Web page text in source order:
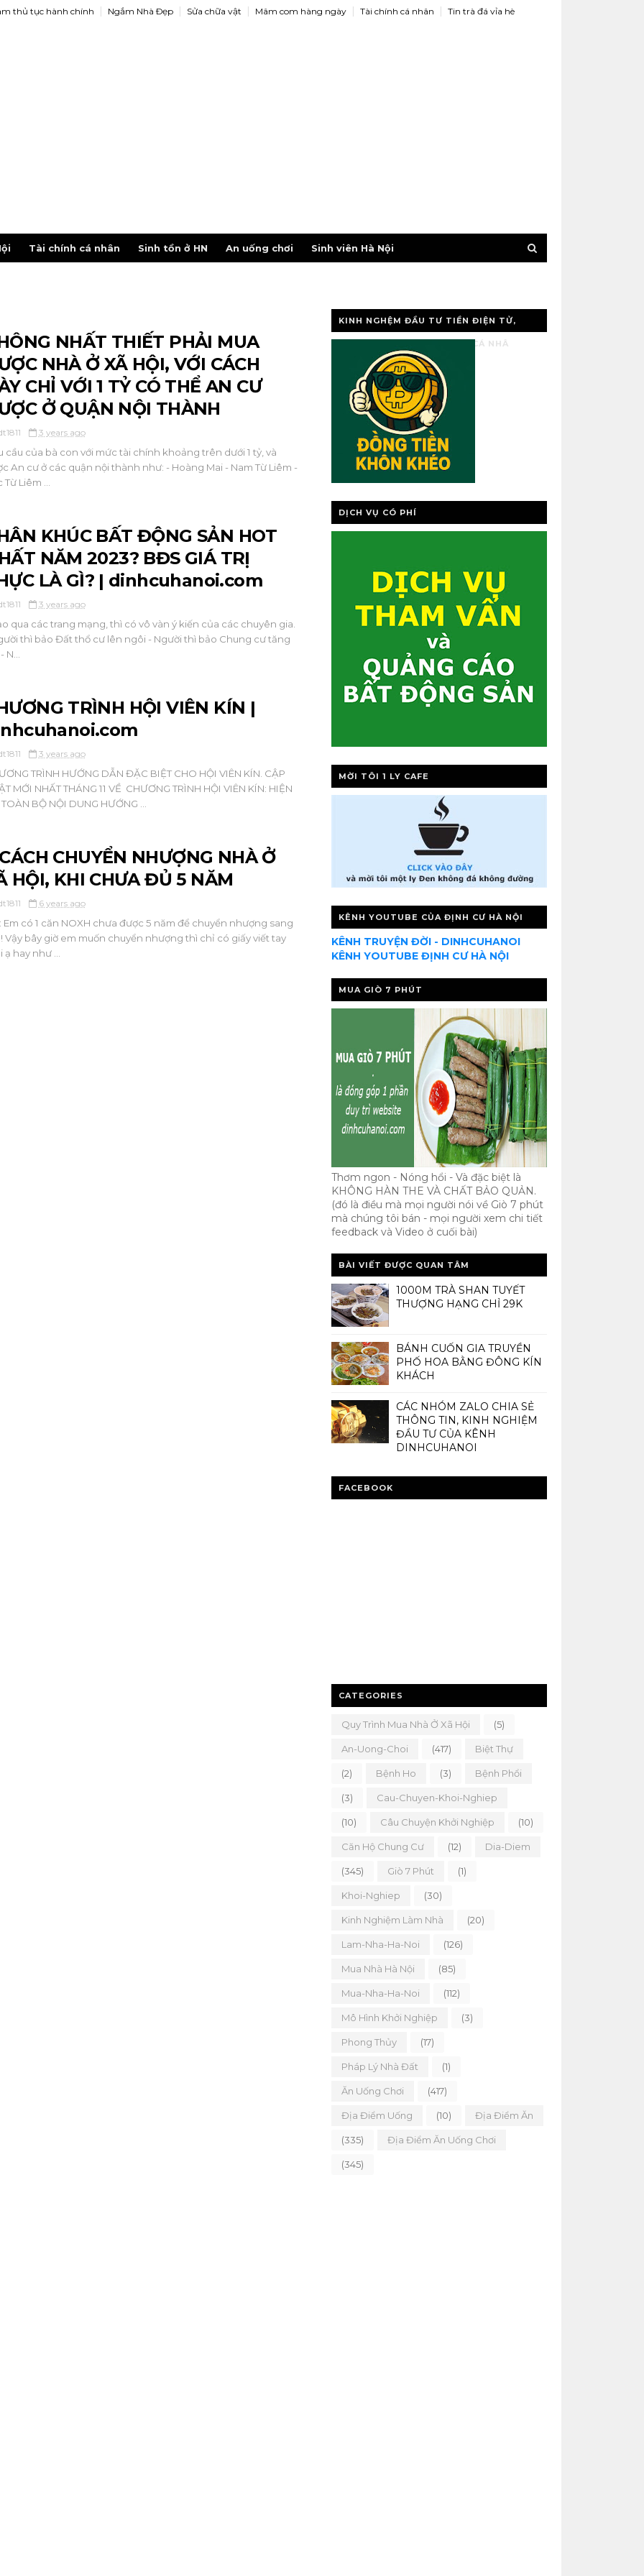
thủ tục hành chính Ngắm Nhà Ðẹp Sửa chữa vật Mâm com hàng ngày Tài chính cá nhân Tin trà đá vỉa hè
Tài chính cá nhân Sinh tồn ở HN An uống chơi Sinh viên Hà Nội
NHẤT THIẾT PHẢI MUA
NHÀ Ở XÃ HỘI, VỚI CÁCH
CHỈ VỚI 1 TỶ CÓ THỂ AN CƯ
Ở QUẬN NỘI THÀNH
3 years ago
cầu của bà con với mức tài chính khoảng trên dưới 1 tỷ, và
An cư ở các quận nội thành như: - Hoàng Mai - Nam Từ Liêm -
Liêm ...
KHÚC BẤT ĐỘNG SẢN HOT
NĂM 2023? BĐS GIÁ TRỊ
LÀ GÌ? | dinhcuhanoi.com
3 years ago
qua các trang mạng, thì có vô vàn ý kiến của các chuyên gia.
thì bảo Đất thổ cư lên ngôi - Người thì bảo Chung cư tăng
TRÌNH HỘI VIÊN KÍN |
3 years ago
TRÌNH HƯỚNG DẪN ĐẶC BIỆT CHO HỘI VIÊN KÍN. CẬP
MỚI NHẤT THÁNG 11 VỀ CHƯƠNG TRÌNH HỘI VIÊN KÍN: HIỆN
BỘ NỘI DUNG HƯỚNG ...
CHUYỂN NHƯỢNG NHÀ Ở
HỘI, KHI CHƯA ĐỦ 5 NĂM
6 years ago
Em có 1 căn NOXH chưa được 5 năm để chuyển nhượng sang
Vậy bây giờ em muốn chuyển nhượng thì chỉ có giấy viết tay
hay như ...
KINH NGHỆM ĐẦU TƯ TIỀN ĐIỆN TỬ,
VÀNG, QUẢN LÝ TÀI CHÍNH CÁ NHÂ
DỊCH VỤ CÓ PHÍ
MỜI TÔI 1 LY CAFE
KÊNH YOUTUBE CỦA ĐỊNH CƯ HÀ NỘI
KÊNH TRUYỆN ĐỜI - DINHCUHANOI
KÊNH YOUTUBE ĐỊNH CƯ HÀ NỘI
MUA GIÒ 7 PHÚT
Thơm ngon - Nóng hổi - Và đặc biệt là
KHÔNG HÀN THE VÀ CHẤT BẢO QUẢN.
(đó là điều mà mọi người nói về Giò 7 phút
mà chúng tôi bán - mọi người xem chi tiết
feedback và Video ở cuối bài)
BÀI VIẾT ĐƯỢC QUAN TÂM
1000M TRÀ SHAN TUYẾT
THƯỢNG HẠNG CHỈ 29K
BÁNH CUỐN GIA TRUYỀN
PHỐ HOA BẰNG ĐÔNG KÍN
KHÁCH
CÁC NHÓM ZALO CHIA SẺ
THÔNG TIN, KINH NGHIỆM
ĐẦU TƯ CỦA KÊNH
DINHCUHANOI
FACEBOOK
CATEGORIES
Quy Trình Mua Nhà Ở Xã Hội (5)
An-Uong-Choi (417) Biệt Thự
(2) Bệnh Ho (3) Bệnh Phổi
(3) Cau-Chuyen-Khoi-Nghiep
(10) Câu Chuyện Khởi Nghiệp (10)
Căn Hộ Chung Cư (12) Dia-Diem
(345) Giò 7 Phút (1)
Khoi-Nghiep (30)
Kinh Nghiệm Làm Nhà (20)
Lam-Nha-Ha-Noi (126)
Mua Nhà Hà Nội (85)
Mua-Nha-Ha-Noi (112)
Mô Hình Khởi Nghiệp (3)
Phong Thủy (17)
Pháp Lý Nhà Đất (1)
Ăn Uống Chơi (417)
Địa Điểm Uống (10) Địa Điểm Ăn
(335) Địa Điểm Ăn Uống Chơi
(345)